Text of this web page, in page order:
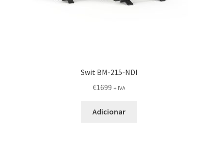
Swit BM-215-NDI
€1699 + IVA
Adicionar